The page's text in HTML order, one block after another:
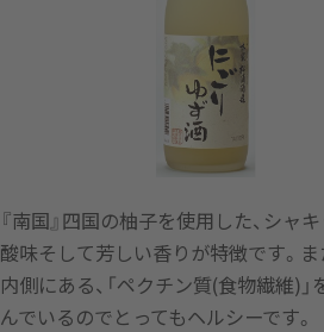
『南国』四国の柚子を使用した、シャ
酸味そして芳しい香りが特徴です。ま
内側にある、「ペクチン質(食物繊維)
んでいるのでとってもヘルシーです。